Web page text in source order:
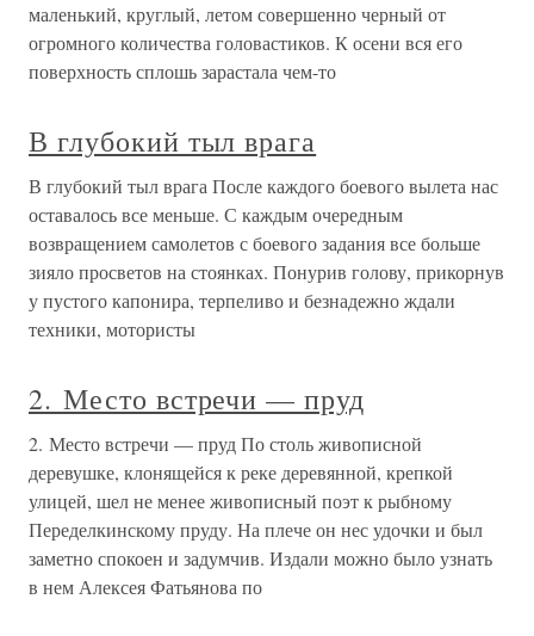
маленький, круглый, летом совершенно черный от
огромного количества головастиков. К осени вся его
поверхность сплошь зарастала чем-то
В глубокий тыл врага
В глубокий тыл врага После каждого боевого вылета нас
оставалось все меньше. С каждым очередным
возвращением самолетов с боевого задания все больше
зияло просветов на стоянках. Понурив голову, прикорнув
у пустого капонира, терпеливо и безнадежно ждали
техники, мотористы
2. Место встречи — пруд
2. Место встречи — пруд По столь живописной
деревушке, клонящейся к реке деревянной, крепкой
улицей, шел не менее живописный поэт к рыбному
Переделкинскому пруду. На плече он нес удочки и был
заметно спокоен и задумчив. Издали можно было узнать
в нем Алексея Фатьянова по